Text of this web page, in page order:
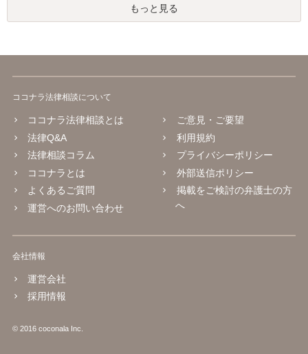
もっと見る
ココナラ法律相談について
ココナラ法律相談とは
法律Q&A
法律相談コラム
ココナラとは
よくあるご質問
運営へのお問い合わせ
ご意見・ご要望
利用規約
プライバシーポリシー
外部送信ポリシー
掲載をご検討の弁護士の方
へ
会社情報
運営会社
採用情報
© 2016 coconala Inc.